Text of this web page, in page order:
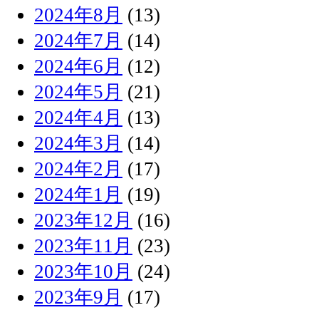
2024年8月 (13)
2024年7月 (14)
2024年6月 (12)
2024年5月 (21)
2024年4月 (13)
2024年3月 (14)
2024年2月 (17)
2024年1月 (19)
2023年12月 (16)
2023年11月 (23)
2023年10月 (24)
2023年9月 (17)